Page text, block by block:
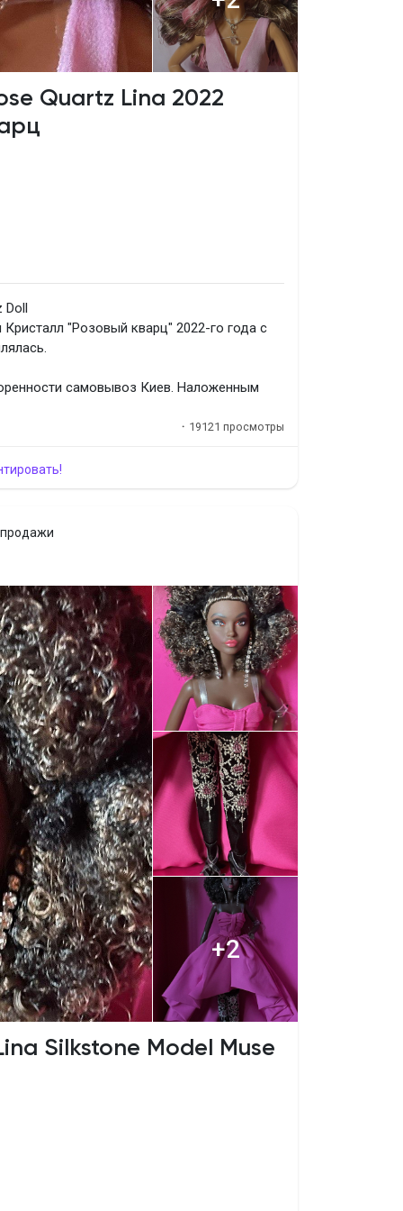
Quartz Lina 2022
"Розовый кварц" 2022-го года с
самовывоз Киев. Наложенным
· 19121 просмотры
+2
Silkstone Model Muse